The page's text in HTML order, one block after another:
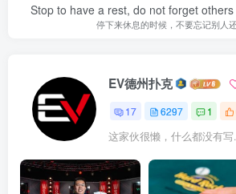
Stop to have a rest, do not forget
停下来休息的时候，不要忘记别人
EV德州扑克
17 6297 1
这家伙很懒，什么都没有